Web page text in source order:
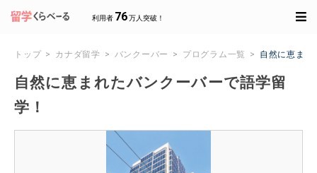
利用者 76万人突破！
トップ カナダ留学 バンクーバー プログラム一覧 自然に恵まれ
自然に恵まれたバンクーバーで語学留
学！